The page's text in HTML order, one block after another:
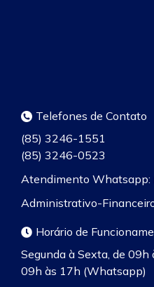
Telefones de Contato
(85) 3246-1551
(85) 3246-0523
Atendimento
Administrativo-
Horário de
Segunda à Sexta, de
09h às 17h (Whatsapp)